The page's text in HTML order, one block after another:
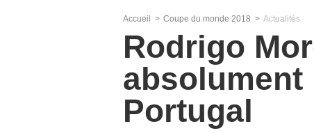
Accueil Coupe du monde 2018 Actualités
Rodrigo
absolument
Portugal